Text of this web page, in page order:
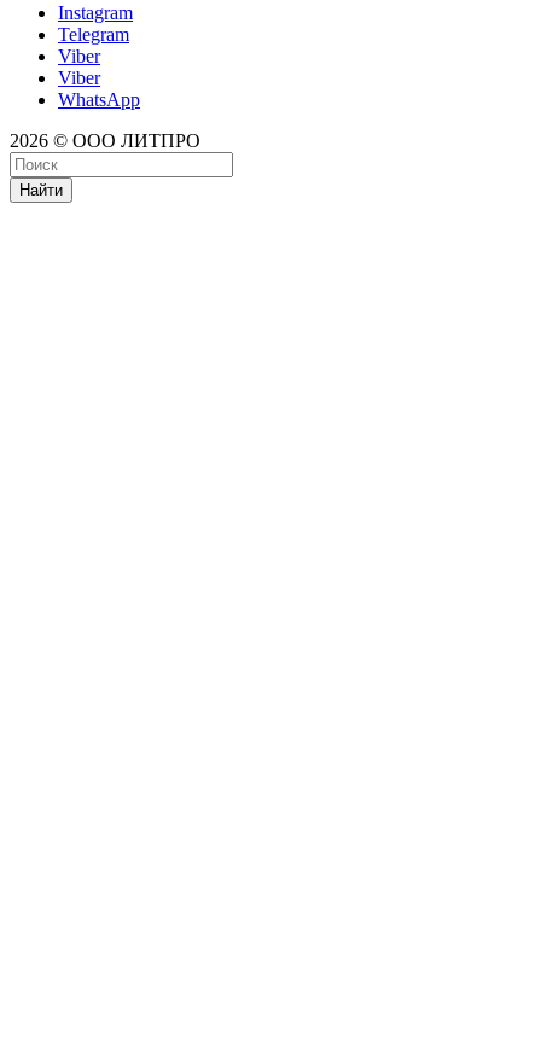
Instagram
Telegram
Viber
Viber
WhatsApp
2026 © ООО ЛИТПРО
Найти